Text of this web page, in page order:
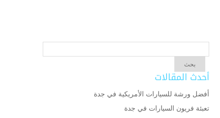
أحدث المقالات
أفضل ورشة للسيارات الأمريكية في جدة
تعبئة فريون السيارات في جدة